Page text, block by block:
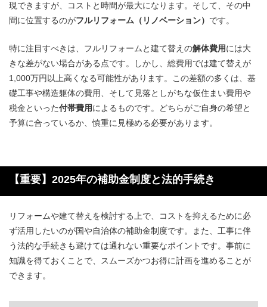
現できますが、コストと時間が最大になります。そして、その中
間に位置するのがフルリフォーム（リノベーション） です。
特に注目すべきは、フルリフォームと建て替えの解体費用には大
きな差がない場合がある点です。しかし、総費用では建て替えが
1,000万円以上高くなる可能性があります。この差額の多くは、基
礎工事や構造躯体の費用、そして見落としがちな仮住まい費用や
税金といった付帯費用によるものです。どちらがご自身の希望と
予算に合っているか、慎重に見極める必要があります。
【重要】2025年の補助金制度と法的手続き
リフォームや建て替えを検討する上で、コストを抑えるために必
ず活用したいのが国や自治体の補助金制度です。また、工事に伴
う法的な手続きも避けては通れない重要なポイントです。事前に
知識を得ておくことで、スムーズかつお得に計画を進めることが
できます。